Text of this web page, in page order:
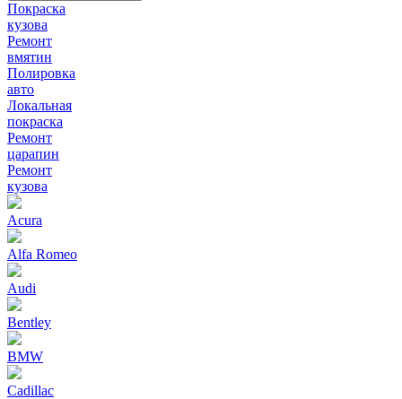
Покраска
кузова
Ремонт
вмятин
Полировка
авто
Локальная
покраска
Ремонт
царапин
Ремонт
кузова
Acura
Alfa Romeo
Audi
Bentley
BMW
Cadillac